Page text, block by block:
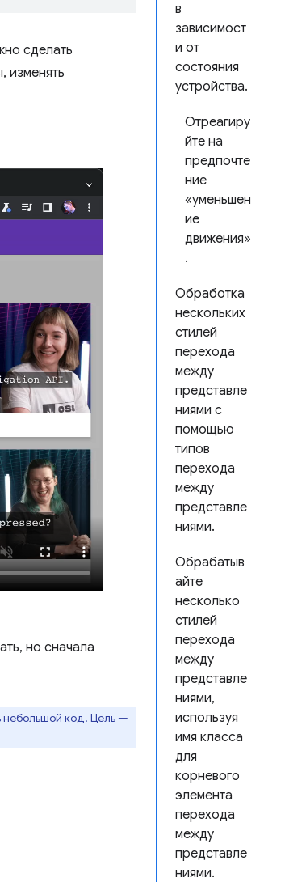
в
зависимост
и от
состояния
устройства.
Отреагиру
йте на
предпочте
ние
«уменьшен
ие
движения»
.
Обработка
нескольких
стилей
перехода
между
представле
ниями с
помощью
типов
перехода
между
представле
ниями.
Обрабатыв
айте
несколько
стилей
перехода
между
представле
ниями,
используя
имя класса
для
корневого
элемента
перехода
между
представле
ниями.
сделать
изменять
но сначала
небольшой код. Цель —